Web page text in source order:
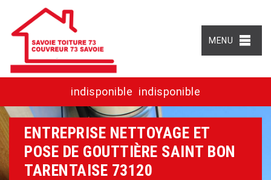
MENU
indisponible indisponible
ENTREPRISE NETTOYAGE ET
POSE DE GOUTTIÈRE SAINT BON
TARENTAISE 73120